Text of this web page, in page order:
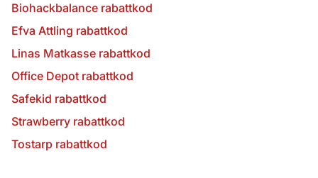
Biohackbalance rabattkod
Efva Attling rabattkod
Linas Matkasse rabattkod
Office Depot rabattkod
Safekid rabattkod
Strawberry rabattkod
Tostarp rabattkod